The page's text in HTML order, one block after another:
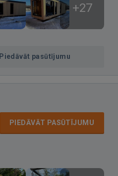
+27
Piedāvāt pasūtījumu
PIEDĀVĀT PASŪTĪJUMU